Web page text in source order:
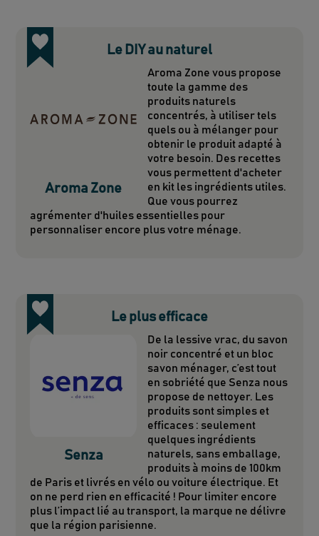
Le DIY au naturel
Aroma Zone
Aroma Zone vous propose
toute la gamme des
produits naturels
concentrés, à utiliser tels
quels ou à mélanger pour
obtenir le produit adapté à
votre besoin. Des recettes
vous permettent d'acheter
en kit les ingrédients utiles.
Que vous pourrez
agrémenter d'huiles essentielles pour
personnaliser encore plus votre ménage.
Le plus efficace
Senza
De la lessive vrac, du savon
noir concentré et un bloc
savon ménager, c’est tout
en sobriété que Senza nous
propose de nettoyer. Les
produits sont simples et
efficaces : seulement
quelques ingrédients
naturels, sans emballage,
produits à moins de 100km
de Paris et livrés en vélo ou voiture électrique. Et
on ne perd rien en efficacité ! Pour limiter encore
plus l’impact lié au transport, la marque ne délivre
que la région parisienne.